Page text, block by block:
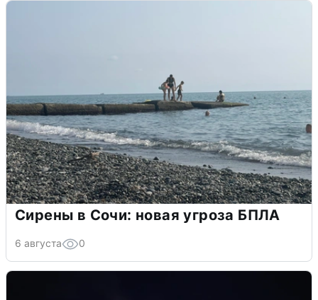
Сирены в Сочи: новая угроза БПЛА
6 августа 0